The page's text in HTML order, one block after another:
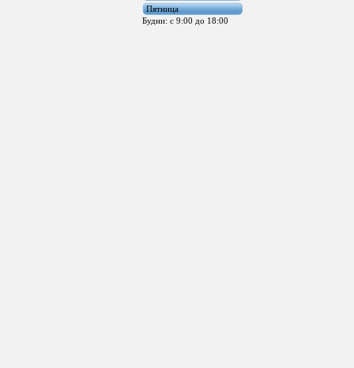
Пятница
Будни: с 9:00 до 18:00